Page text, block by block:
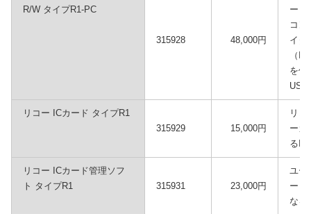
R/W タイプR1-PC
315928 48,000円
ード
コン
イタ
（
を使
USB
リコー ICカード タイプR1
315929
15,000円
リ
ーカ
るIC
リコー ICカード管理ソフ
ト タイプR1
315931 23,000円
ユー
ード
なる